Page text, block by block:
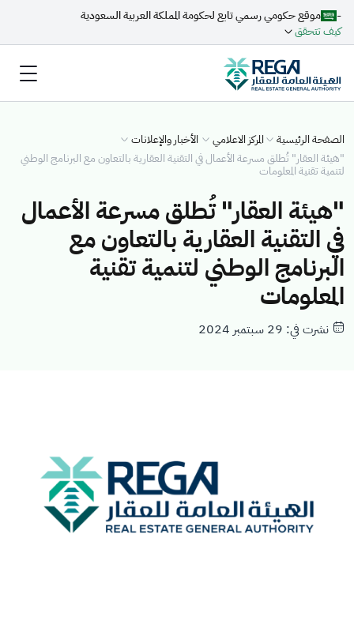
-
موقع حكومي رسمي تابع لحكومة المملكة العربية السعودية
كيف تتحقق
الصفحة الرئيسية المركز الاعلامي
الأخبار والإعلانات
"هيئة العقار" تُطلق مسرعة الأعمال في التقنية العقارية بالتعاون مع البرنامج الوطني
لتنمية تقنية المعلومات
"هيئة العقار" تُطلق مسرعة الأعمال
في التقنية العقارية بالتعاون مع
البرنامج الوطني لتنمية تقنية
المعلومات
نشرت في: 29 سبتمبر 2024